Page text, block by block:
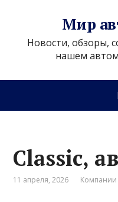
Мир
Новости, обзоры,
нашем
Classic,
11 апреля, 2026 Компании